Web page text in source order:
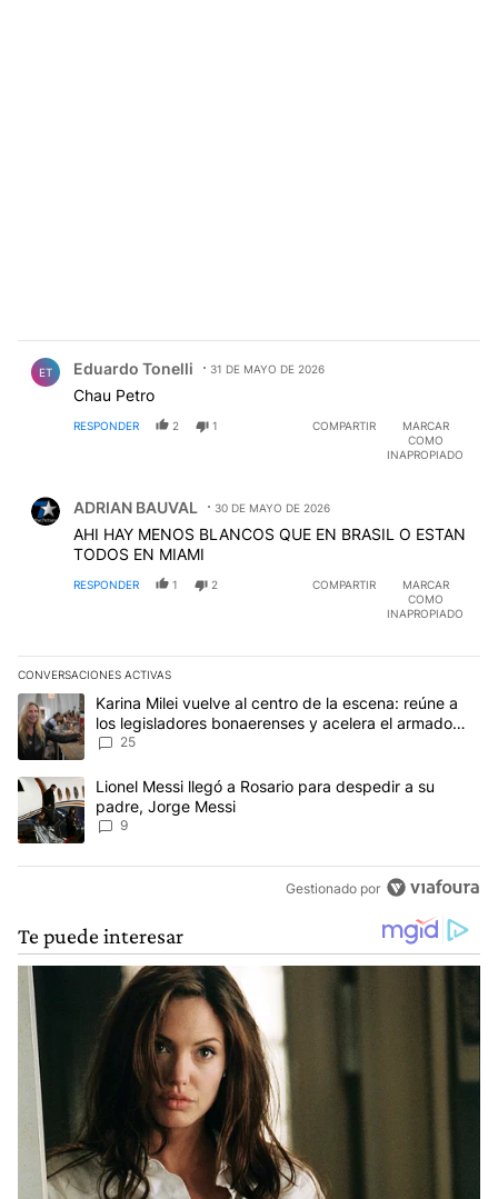
ET Eduardo Tonelli 31 DE MAYO DE 2026
Chau Petro
RESPONDER 2 1 COMPARTIR
MARCAR
COMO
INAPROPIADO
ADRIAN BAUVAL 30 DE MAYO DE 2026
AHI HAY MENOS BLANCOS QUE EN BRASIL O ESTAN
TODOS EN MIAMI
RESPONDER 1 2 COMPARTIR
MARCAR
COMO
INAPROPIADO
CONVERSACIONES ACTIVAS
Este listado muestra los artículos con más comentarios en los
Un artículo de tendencia con el título "Karina Milei vuelve al
Karina Milei vuelve al centro de la escena: reúne a
los legisladores bonaerenses y acelera el armado
para 2027
25
Un artículo de tendencia con el título "Lionel Messi llegó a
Lionel Messi llegó a Rosario para despedir a su
padre, Jorge Messi
9
Gestionado por